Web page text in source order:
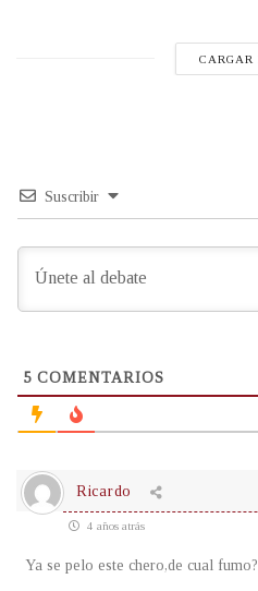
CARGAR
Suscribir
5 COMENTARIOS
Ricardo
4 años atrás
Ya se pelo este chero,de cual